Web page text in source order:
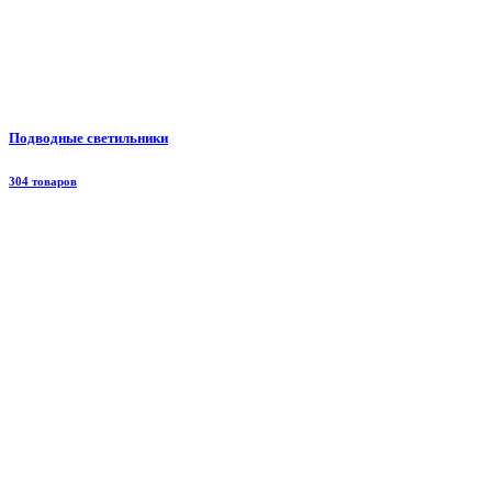
Подводные светильники
304 товаров